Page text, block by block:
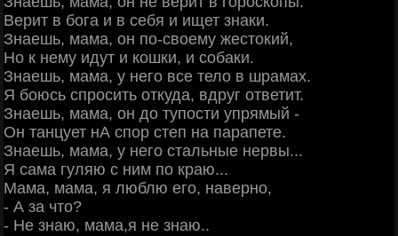
Верит в бога и в себя и ищет знаки.
Знаешь, мама, он по-своему жестокий,
Но к нему идут и кошки, и собаки.
Знаешь, мама, у него все тело в шрамах.
Я боюсь спросить откуда, вдруг ответит.
Знаешь, мама, он до тупости упрямый -
Он танцует нА спор степ на парапете.
Знаешь, мама, у него стальные нервы...
Я сама гуляю с ним по краю...
Мама, мама, я люблю его, наверно,
- А за что?
- Не знаю, мама,я не знаю..